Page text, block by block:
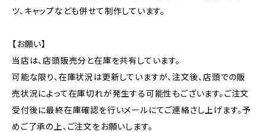
ツ、キャップなども併せて制作しています。
【お願い】
当店は、店頭販売分と在庫を共有しています。
可能な限り、在庫状況は更新していますが、注文後、店頭での販
売状況によって在庫切れが発生する可能性もございます。ご注文
受付後に最終在庫確認を行いメールにてご連絡さし上げます。予
めご了承の上、ご注文をお願いします。